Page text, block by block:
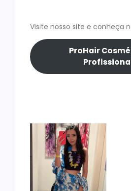
Visite nosso site e conheça
ProHair